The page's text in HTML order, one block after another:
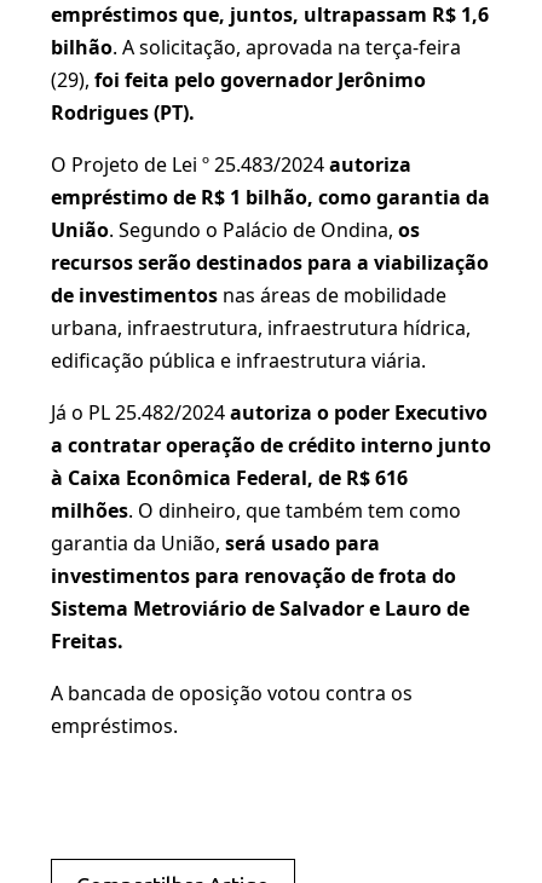
empréstimos que, juntos, ultrapassam R$ 1,6
bilhão. A solicitação, aprovada na terça-feira
(29), foi feita pelo governador Jerônimo
Rodrigues (PT).
O Projeto de Lei º 25.483/2024autoriza
empréstimo de R$ 1 bilhão, como garantia da
União. Segundo o Palácio de Ondina, os
recursos serão destinados para a viabilização
de investimentos nas áreas de mobilidade
urbana, infraestrutura, infraestrutura hídrica,
edificação pública e infraestrutura viária.
Já o PL 25.482/2024autoriza o poder Executivo
a contratar operação de crédito interno junto
à Caixa Econômica Federal, de R$ 616
milhões. O dinheiro, que também tem como
garantia da União, será usado para
investimentos para renovação de frota do
Sistema Metroviário de Salvador e Lauro de
Freitas.
A bancada de oposição votou contra os
empréstimos.